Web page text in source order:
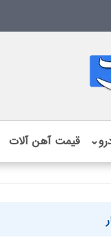
⌄ قیمت آهن آلات